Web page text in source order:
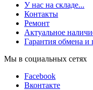
У нас на складе...
Контакты
Ремонт
Актуальное
Гарантия обмена и
Мы в социальных сетях
Facebook
Вконтакте